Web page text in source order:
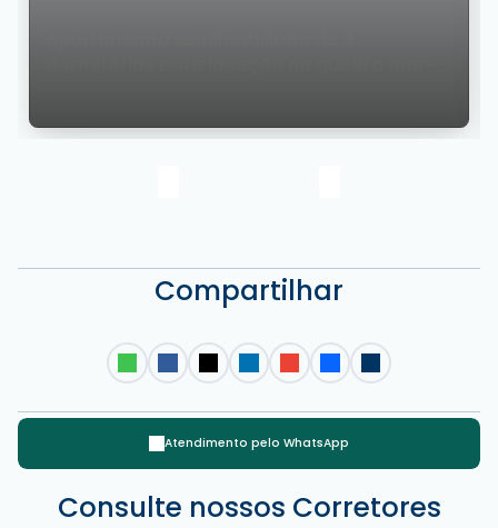
Catarina, Brasil
Compartilhar
Atendimento pelo WhatsApp
Consulte nossos Corretores